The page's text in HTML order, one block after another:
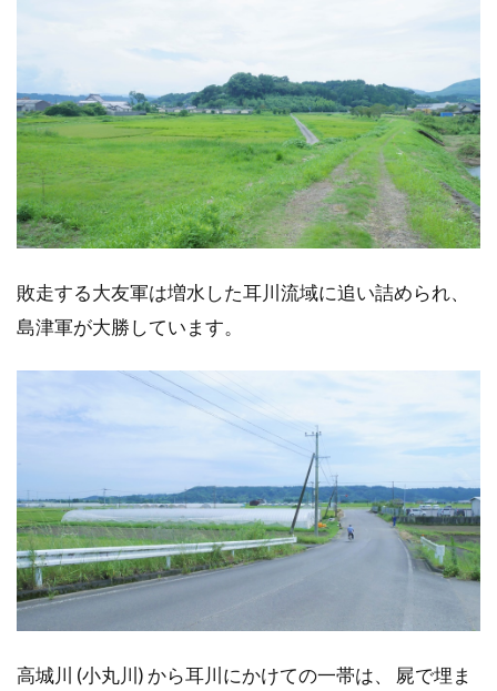
敗走する大友軍は増水した耳川流域に追い詰められ、
島津軍が大勝しています。
高城川 (小丸川) から耳川にかけての一帯は、 屍で埋ま